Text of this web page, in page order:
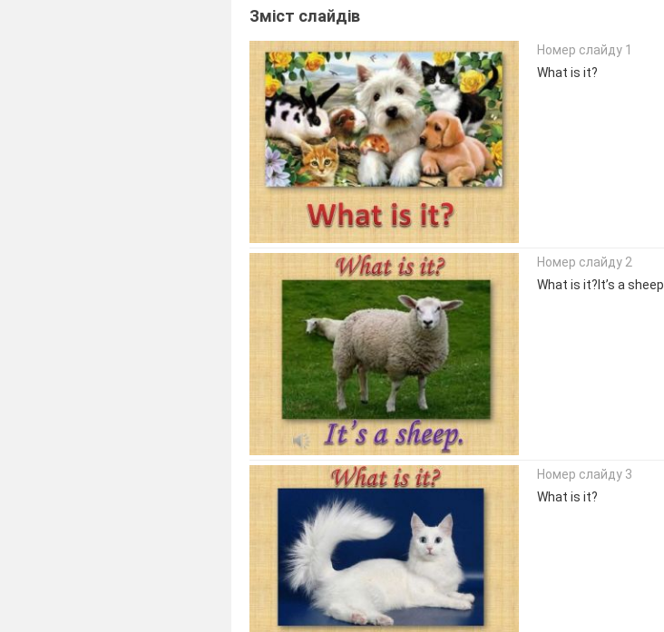
Зміст слайдів
Номер слайду 1
What is it?
Номер слайду 2
What is it?It’s a sheep.
Номер слайду 3
What is it?